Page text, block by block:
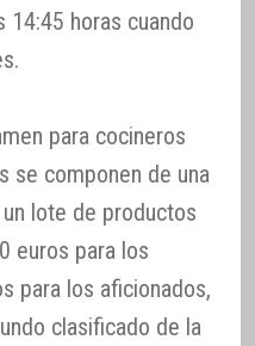
14:45 horas cuando
para cocineros
se componen de una
lote de productos
euros para los
para los aficionados,
clasificado de la